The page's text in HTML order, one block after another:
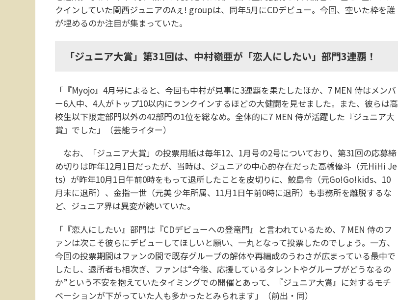
クインしていた関西ジュニアのAぇ! groupは、同年5月にCDデビュー。今回、空いた枠を誰
が埋めるのか注目が集まっていた。
「ジュニア大賞」第31回は、中村嶺亜が「恋人にしたい」部門3連覇！
「『Myojo』4月号によると、今回も中村が見事に3連覇を果たしたほか、7 MEN 侍はメンバ
ー6人中、4人がトップ10以内にランクインするほどの大健闘を見せました。また、彼らは高
校生以下限定部門以外の42部門の1位を総なめ。全体的に7 MEN 侍が活躍した『ジュニア大
賞』でした」（芸能ライター）
なお、「ジュニア大賞」の投票用紙は毎年12、1月号の2号についており、第31回の応募締
め切りは昨年12月1日だったが、当時は、ジュニアの中心的存在だった高橋優斗（元HiHi Je
ts）が昨年10月1日午前0時をもって退所したことを皮切りに、鮫島令（元Go!Go!kids、10
月末に退所）、金指一世（元美 少年所属、11月1日午前0時に退所）も事務所を離脱するな
ど、ジュニア界は異変が続いていた。
「『恋人にしたい』部門は『CDデビューへの登竜門』と言われているため、7 MEN 侍のフ
ァンは次こそ彼らにデビューしてほしいと願い、一丸となって投票したのでしょう。一方、
今回の投票期間はファンの間で既存グループの解体や再編成のうわさが広まっている最中で
したし、退所者も相次ぎ、ファンは“今後、応援しているタレントやグループがどうなるの
か”という不安を抱えていたタイミングでの開催とあって、『ジュニア大賞』に対するモチ
ベーションが下がっていた人も多かったとみられます」（前出・同）